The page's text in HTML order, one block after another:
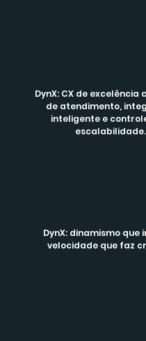
DynX: CX de excelência
de atendimento,
inteligente e
escalabilidade.
DynX: dinamismo que
velocidade que faz